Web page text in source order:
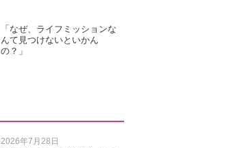
「なぜ、ライフミッションな
んて見つけないといかん
の？」
2026年7月28日